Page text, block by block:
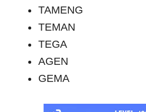
TAMENG
TEMAN
TEGA
AGEN
GEMA